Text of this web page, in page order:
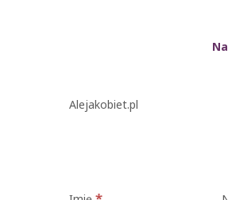
Alejakobiet.pl